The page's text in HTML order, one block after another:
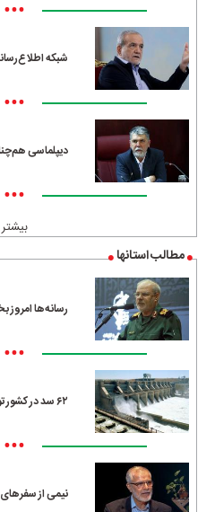
•••
شبکه
•••
دیپلماسی
•••
بیشتر
مطالب استانها
رسانه‌ها
•••
۶۲ سد در کشور توسط قرارگاه خاتم احداث شده است
•••
نیمی از سفرهای